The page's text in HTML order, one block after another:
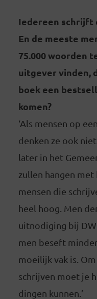
Iedereen schrijft
En de meeste
75.000 woorden
uitgever vinden,
boek een
komen?
‘Als mensen op
denken ze ook
later in het
zullen hangen
mensen die
heel hoog. Men
uitnodiging bij
men beseft
moeilijk vak is.
schrijven moet je
dingen kunnen.’